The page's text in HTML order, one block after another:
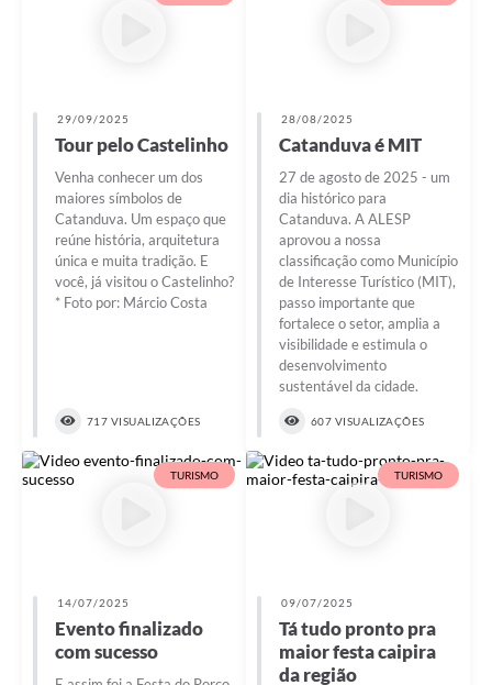
29/09/2025
Tour pelo Castelinho
Venha conhecer um dos
maiores símbolos de
Catanduva. Um espaço que
reúne história, arquitetura
única e muita tradição. E
você, já visitou o Castelinho?
* Foto por: Márcio Costa
717 VISUALIZAÇÕES
28/08/2025
Catanduva é MIT
27 de agosto de 2025 - um
dia histórico para
Catanduva. A ALESP
aprovou a nossa
classificação como Município
de Interesse Turístico (MIT),
passo importante que
fortalece o setor, amplia a
visibilidade e estimula o
desenvolvimento
sustentável da cidade.
607 VISUALIZAÇÕES
TURISMO
14/07/2025
Evento finalizado
com sucesso
TURISMO
09/07/2025
Tá tudo pronto pra
maior festa caipira
da região